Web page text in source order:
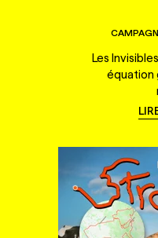
Les
équation